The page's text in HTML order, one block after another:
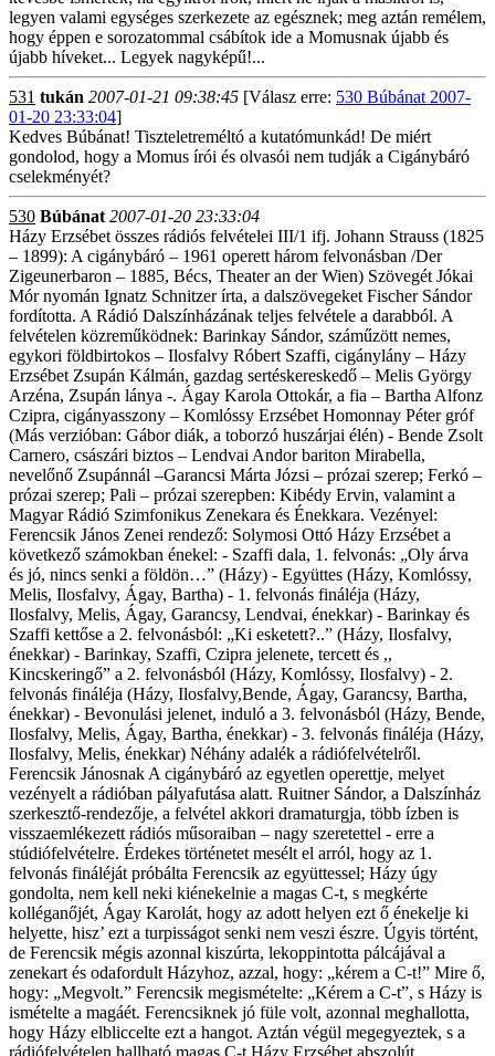
legyen valami egységes szerkezete az egésznek; meg aztán remélem,
hogy éppen e sorozatommal csábítok ide a Momusnak újabb és
újabb híveket... Legyek nagyképű!...
531 tukán 2007-01-21 09:38:45 [Válasz erre: 530 Búbánat 2007-
01-20 23:33:04]
Kedves Búbánat! Tiszteletreméltó a kutatómunkád! De miért
gondolod, hogy a Momus írói és olvasói nem tudják a Cigánybáró
cselekményét?
530 Búbánat 2007-01-20 23:33:04
Házy Erzsébet összes rádiós felvételei III/1 ifj. Johann Strauss (1825
– 1899): A cigánybáró – 1961 operett három felvonásban /Der
Zigeunerbaron – 1885, Bécs, Theater an der Wien) Szövegét Jókai
Mór nyomán Ignatz Schnitzer írta, a dalszövegeket Fischer Sándor
fordította. A Rádió Dalszínházának teljes felvétele a darabból. A
felvételen közreműködnek: Barinkay Sándor, száműzött nemes,
egykori földbirtokos – Ilosfalvy Róbert Szaffi, cigánylány – Házy
Erzsébet Zsupán Kálmán, gazdag sertéskereskedő – Melis György
Arzéna, Zsupán lánya -. Ágay Karola Ottokár, a fia – Bartha Alfonz
Czipra, cigányasszony – Komlóssy Erzsébet Homonnay Péter gróf
(Más verzióban: Gábor diák, a toborzó huszárjai élén) - Bende Zsolt
Carnero, császári biztos – Lendvai Andor bariton Mirabella,
nevelőnő Zsupánnál –Garancsi Márta Józsi – prózai szerep; Ferkó –
prózai szerep; Pali – prózai szerepben: Kibédy Ervin, valamint a
Magyar Rádió Szimfonikus Zenekara és Énekkara. Vezényel:
Ferencsik János Zenei rendező: Solymosi Ottó Házy Erzsébet a
következő számokban énekel: - Szaffi dala, 1. felvonás: „Oly árva
és jó, nincs senki a földön…” (Házy) - Együttes (Házy, Komlóssy,
Melis, Ilosfalvy, Ágay, Bartha) - 1. felvonás fináléja (Házy,
Ilosfalvy, Melis, Ágay, Garancsy, Lendvai, énekkar) - Barinkay és
Szaffi kettőse a 2. felvonásból: „Ki esketett?..” (Házy, Ilosfalvy,
énekkar) - Barinkay, Szaffi, Czipra jelenete, tercett és ,,
Kincskeringő” a 2. felvonásból (Házy, Komlóssy, Ilosfalvy) - 2.
felvonás fináléja (Házy, Ilosfalvy,Bende, Ágay, Garancsy, Bartha,
énekkar) - Bevonulási jelenet, induló a 3. felvonásból (Házy, Bende,
Ilosfalvy, Melis, Ágay, Bartha, énekkar) - 3. felvonás fináléja (Házy,
Ilosfalvy, Melis, énekkar) Néhány adalék a rádiófelvételről.
Ferencsik Jánosnak A cigánybáró az egyetlen operettje, melyet
vezényelt a rádióban pályafutása alatt. Ruitner Sándor, a Dalszínház
szerkesztő-rendezője, a felvétel akkori dramaturgja, több ízben is
visszaemlékezett rádiós műsoraiban – nagy szeretettel - erre a
stúdiófelvételre. Érdekes történetet mesélt el arról, hogy az 1.
felvonás fináléját próbálta Ferencsik az együttessel; Házy úgy
gondolta, nem kell neki kiénekelnie a magas C-t, s megkérte
kolléganőjét, Ágay Karolát, hogy az adott helyen ezt ő énekelje ki
helyette, hisz’ ezt a turpisságot senki nem veszi észre. Úgyis történt,
de Ferencsik mégis azonnal kiszúrta, lekoppintotta pálcájával a
zenekart és odafordult Házyhoz, azzal, hogy: „kérem a C-t!” Mire ő,
hogy: „Megvolt.” Ferencsik megismételte: „Kérem a C-t”, s Házy is
ismételte a magáét. Ferencsiknek jó füle volt, azonnal meghallotta,
hogy Házy elbliccelte ezt a hangot. Aztán végül megegyeztek, s a
rádiófelvételen hallható magas C-t Házy Erzsébet abszolút